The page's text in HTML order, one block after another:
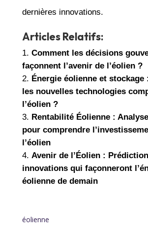
dernières innovations.
Articles Relatifs:
Comment les décisions
façonnent l’avenir de l’éolien ?
Énergie éolienne et stockage
les nouvelles technologies
l’éolien ?
Rentabilité Éolienne :
pour comprendre
l’éolien
Avenir de l’Éolien :
innovations qui façonneront
éolienne de demain
éolienne